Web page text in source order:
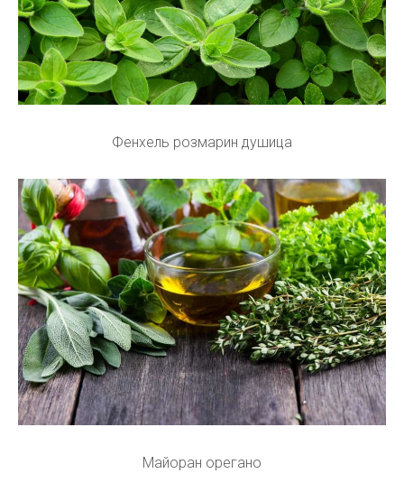
Фенхель розмарин душица
Майоран орегано